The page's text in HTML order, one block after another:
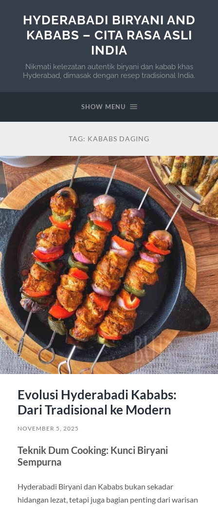
HYDERABADI BIRYANI AND
KABABS – CITA RASA ASLI
INDIA
Nikmati kelezatan autentik biryani dan kabab khas
Hyderabad, dimasak dengan resep tradisional India.
SHOW MENU
TAG: KABABS DAGING
Evolusi Hyderabadi Kababs:
Dari Tradisional ke Modern
NOVEMBER 5, 2025
Teknik Dum Cooking: Kunci Biryani
Sempurna
Hyderabadi Biryani dan Kababs bukan sekadar
hidangan lezat, tetapi juga bagian penting dari warisan